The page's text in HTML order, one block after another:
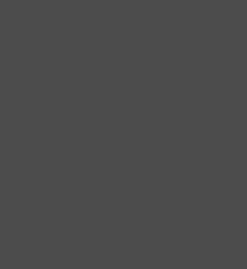
vor dem Winter
5 Exemplaren in
hier nicht gegeben
sind generell
gerne in